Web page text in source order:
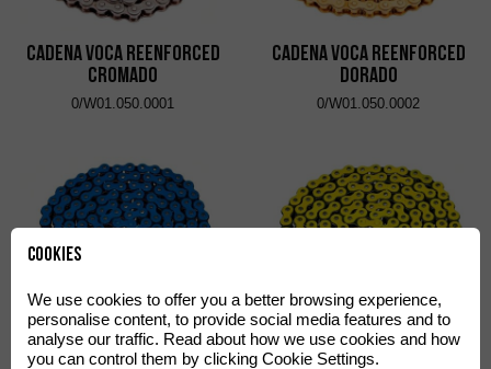
Cadena VOCA Reenforced
Cromado
0/W01.050.0001
Cadena VOCA Reenforced
Dorado
0/W01.050.0002
Cadena VOCA Reenforced
Azul
Cadena VOCA Reenforced
Amarillo
Cookies
We use cookies to offer you a better browsing experience,
personalise content, to provide social media features and to
analyse our traffic. Read about how we use cookies and how
you can control them by clicking Cookie Settings.